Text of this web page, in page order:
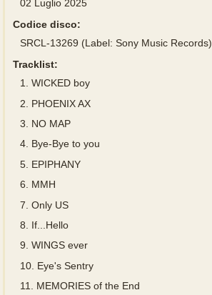
02 Luglio 2025
Codice disco:
SRCL-13269 (Label: Sony Music Records)
Tracklist:
1.
WICKED boy
2.
PHOENIX AX
3.
NO MAP
4. Bye-Bye to you
5. EPIPHANY
6.
MMH
7. Only US
8.
If...Hello
9. WINGS ever
10. Eye's Sentry
11.
MEMORIES of the End